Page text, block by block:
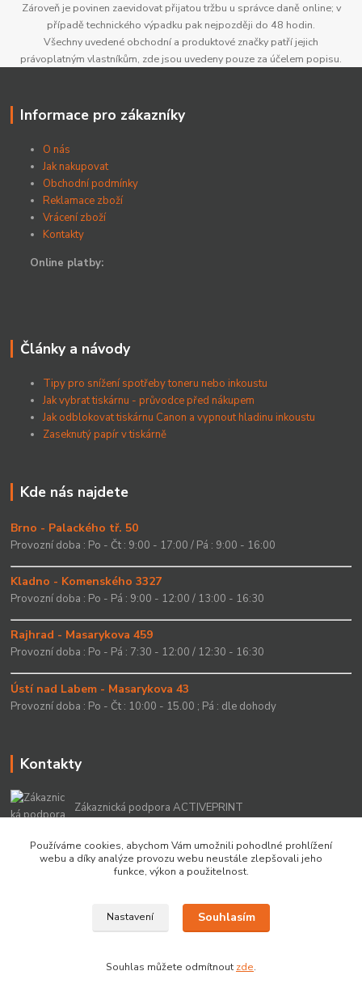
Zároveň je povinen zaevidovat přijatou tržbu u správce daně online; v
případě technického výpadku pak nejpozději do 48 hodin.
Všechny uvedené obchodní a produktové značky patří jejich
právoplatným vlastníkům, zde jsou uvedeny pouze za účelem popisu.
Informace pro zákazníky
O nás
Jak nakupovat
Obchodní podmínky
Reklamace zboží
Vrácení zboží
Kontakty
Online platby:
Články a návody
Tipy pro snížení spotřeby toneru nebo inkoustu
Jak vybrat tiskárnu - průvodce před nákupem
Jak odblokovat tiskárnu Canon a vypnout hladinu inkoustu
Zaseknutý papír v tiskárně
Kde nás najdete
Brno - Palackého tř. 50
Provozní doba : Po - Čt : 9:00 - 17:00 / Pá : 9:00 - 16:00
Kladno - Komenského 3327
Provozní doba : Po - Pá : 9:00 - 12:00 / 13:00 - 16:30
Rajhrad - Masarykova 459
Provozní doba : Po - Pá : 7:30 - 12:00 / 12:30 - 16:30
Ústí nad Labem - Masarykova 43
Provozní doba : Po - Čt : 10:00 - 15.00 ; Pá : dle dohody
Kontakty
Zákaznická podpora ACTIVEPRINT
info@activeprint.cz
Copyright 2022 © ActivePrint s.r.o.
Používáme cookies, abychom Vám umožnili pohodlné prohlížení
webu a díky analýze provozu webu neustále zlepšovali jeho
funkce, výkon a použitelnost.
Nastavení Souhlasím
Souhlas můžete odmítnout zde.